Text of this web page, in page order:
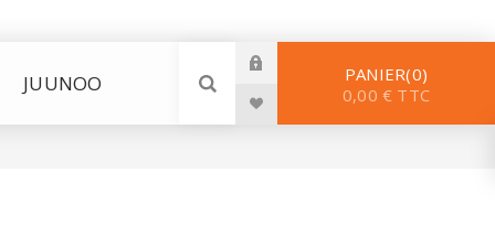
JUUNOO PANIER 0
0,00 € TTC